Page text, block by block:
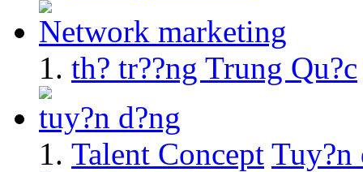
Network marketing
th? tr??ng Trung Qu?c
tuy?n d?ng
Talent Concept Tuy?n